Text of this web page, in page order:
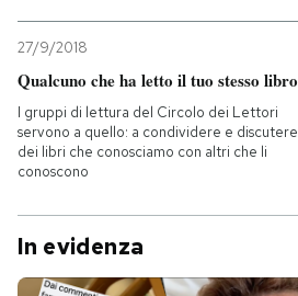
27/9/2018
Qualcuno che ha letto il tuo stesso libro
I gruppi di lettura del Circolo dei Lettori
servono a quello: a condividere e discutere
dei libri che conosciamo con altri che li
conoscono
In evidenza